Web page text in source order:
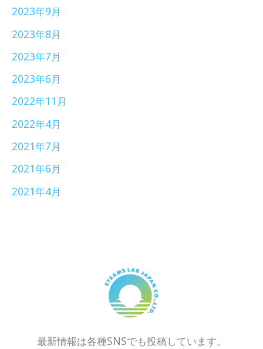
2023年9月
2023年8月
2023年7月
2023年6月
2022年11月
2022年4月
2021年7月
2021年6月
2021年4月
最新情報は各種SNSでも投稿しています。